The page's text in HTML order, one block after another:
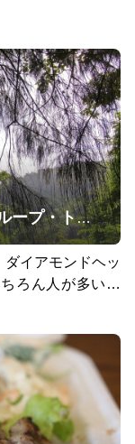
街から行ける♪マキキ・バレー・ループ・トレイル
イアモンドヘッ
ろん人が多いで
いうことでこの
プ・トレイルで
回コースが「初
ニング初心者でも
キ・バ